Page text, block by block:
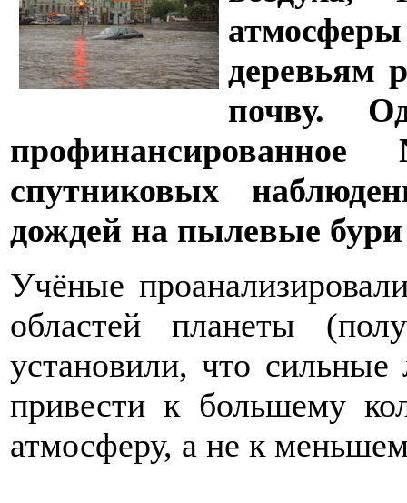
деревьям
почву.
спутниковых
дождей на пылевые бури
Учёные
областей планеты
установили, что
привести к большему
атмосферу, а не к